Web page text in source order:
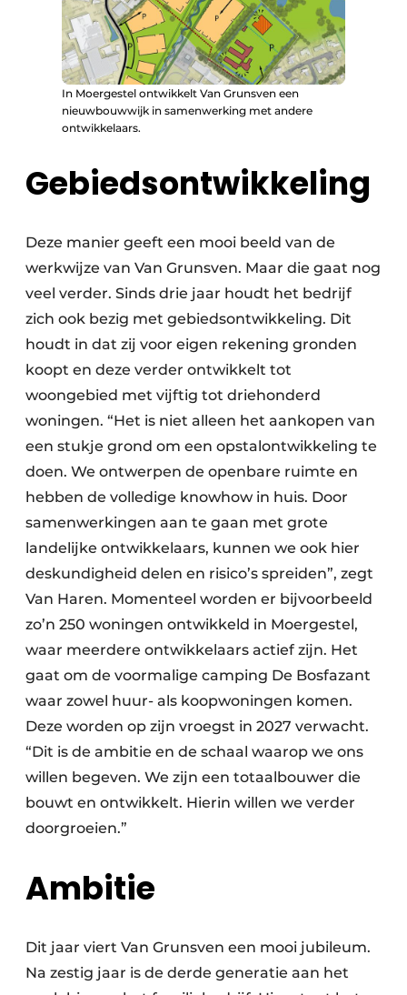
In Moergestel ontwikkelt Van Grunsven een
nieuwbouwwijk in samenwerking met andere
ontwikkelaars.
Gebiedsontwikkeling
Deze manier geeft een mooi beeld van de
werkwijze van Van Grunsven. Maar die gaat nog
veel verder. Sinds drie jaar houdt het bedrijf
zich ook bezig met gebiedsontwikkeling. Dit
houdt in dat zij voor eigen rekening gronden
koopt en deze verder ontwikkelt tot
woongebied met vijftig tot driehonderd
woningen. “Het is niet alleen het aankopen van
een stukje grond om een opstalontwikkeling te
doen. We ontwerpen de openbare ruimte en
hebben de volledige knowhow in huis. Door
samenwerkingen aan te gaan met grote
landelijke ontwikkelaars, kunnen we ook hier
deskundigheid delen en risico’s spreiden”, zegt
Van Haren. Momenteel worden er bijvoorbeeld
zo’n 250 woningen ontwikkeld in Moergestel,
waar meerdere ontwikkelaars actief zijn. Het
gaat om de voormalige camping De Bosfazant
waar zowel huur- als koopwoningen komen.
Deze worden op zijn vroegst in 2027 verwacht.
“Dit is de ambitie en de schaal waarop we ons
willen begeven. We zijn een totaalbouwer die
bouwt en ontwikkelt. Hierin willen we verder
doorgroeien.”
Ambitie
Dit jaar viert Van Grunsven een mooi jubileum.
Na zestig jaar is de derde generatie aan het